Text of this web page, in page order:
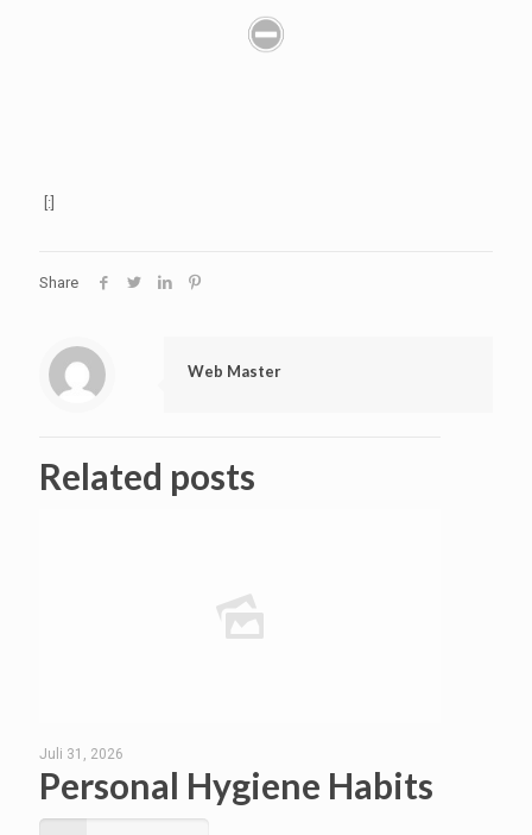
[:]
Share
Web Master
Related posts
Juli 31, 2026
Personal Hygiene Habits